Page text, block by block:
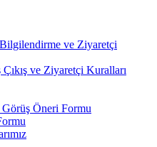
ve Ziyaretçi
ve Ziyaretçi Kuralları
Görüş Öneri Formu